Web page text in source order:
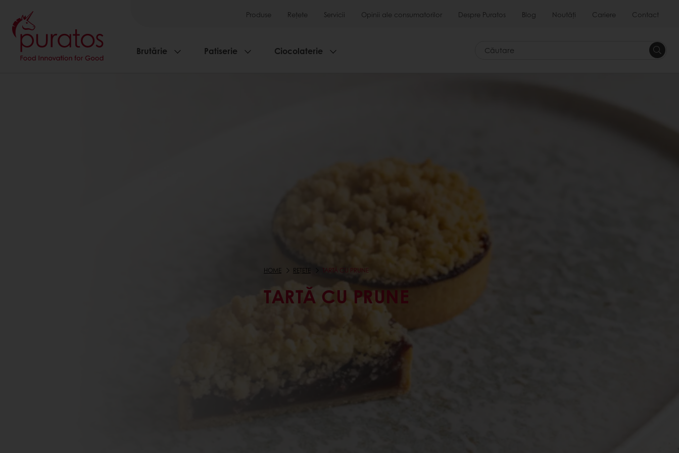
Produse Rețete Servicii Opinii ale consumatorilor Despre Puratos Blog Noutăți Cariere Contact
Brutărie Patiserie Ciocolaterie Căutare
HOME REȚETE TARTĂ CU PRUNE
TARTĂ CU PRUNE